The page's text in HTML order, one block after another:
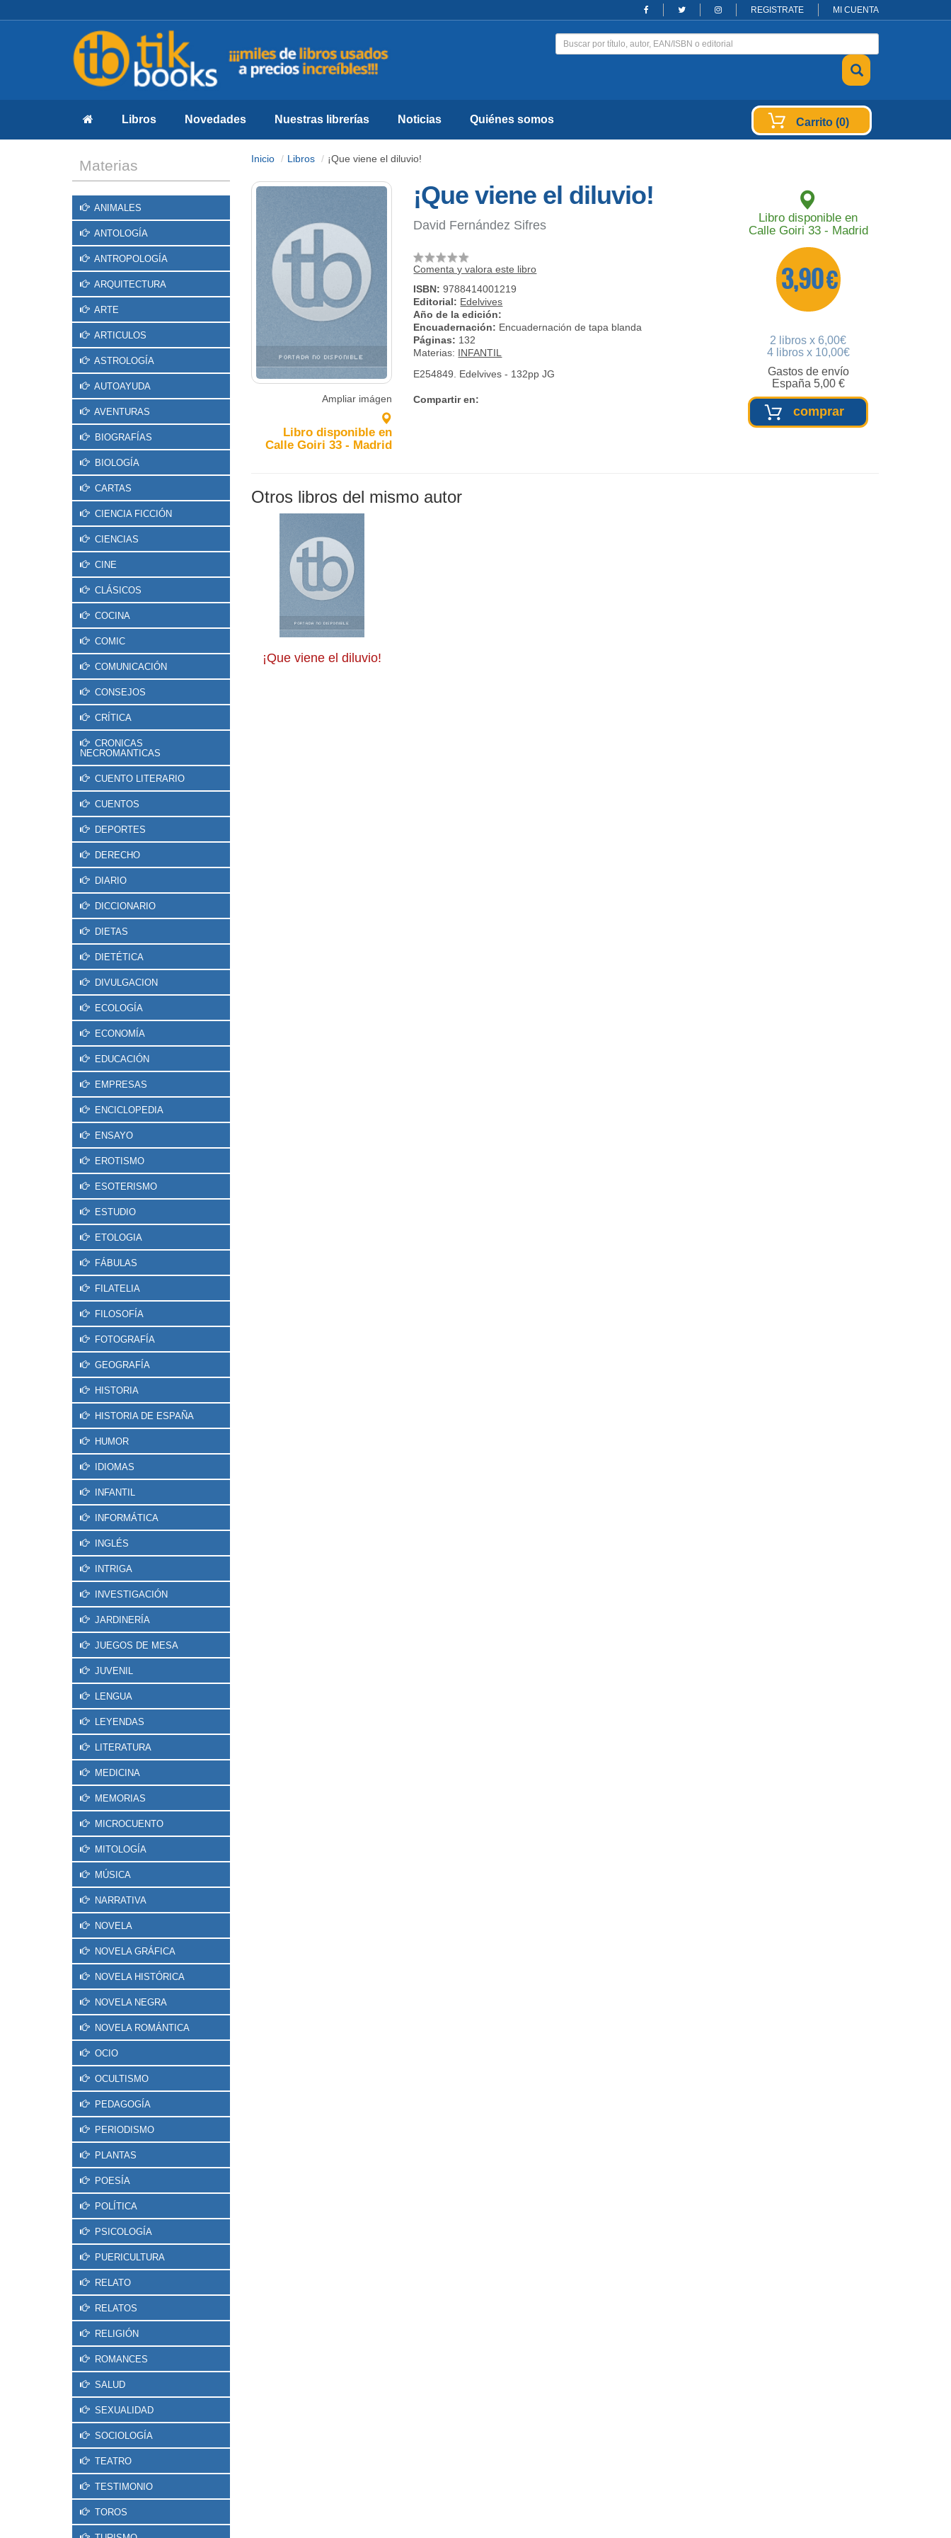
REGISTRATE MI CUENTA
Libros Novedades Nuestras librerías Noticias Quiénes somos Carrito (0)
Materias
ANIMALES
ANTOLOGÍA
ANTROPOLOGÍA
ARQUITECTURA
ARTE
ARTICULOS
ASTROLOGÍA
AUTOAYUDA
AVENTURAS
BIOGRAFÍAS
BIOLOGÍA
CARTAS
CIENCIA FICCIÓN
CIENCIAS
CINE
CLÁSICOS
COCINA
COMIC
COMUNICACIÓN
CONSEJOS
CRÍTICA
CRONICAS
NECROMANTICAS
CUENTO LITERARIO
CUENTOS
DEPORTES
DERECHO
DIARIO
DICCIONARIO
DIETAS
DIETÉTICA
DIVULGACION
ECOLOGÍA
ECONOMÍA
EDUCACIÓN
EMPRESAS
ENCICLOPEDIA
ENSAYO
EROTISMO
ESOTERISMO
ESTUDIO
ETOLOGIA
FÁBULAS
FILATELIA
FILOSOFÍA
FOTOGRAFÍA
GEOGRAFÍA
HISTORIA
HISTORIA DE ESPAÑA
HUMOR
IDIOMAS
INFANTIL
INFORMÁTICA
INGLÉS
INTRIGA
INVESTIGACIÓN
JARDINERÍA
JUEGOS DE MESA
JUVENIL
LENGUA
LEYENDAS
LITERATURA
MEDICINA
MEMORIAS
MICROCUENTO
MITOLOGÍA
MÚSICA
NARRATIVA
NOVELA
NOVELA GRÁFICA
NOVELA HISTÓRICA
NOVELA NEGRA
NOVELA ROMÁNTICA
OCIO
OCULTISMO
PEDAGOGÍA
PERIODISMO
PLANTAS
POESÍA
POLÍTICA
PSICOLOGÍA
PUERICULTURA
RELATO
RELATOS
RELIGIÓN
ROMANCES
SALUD
SEXUALIDAD
SOCIOLOGÍA
TEATRO
TESTIMONIO
TOROS
Inicio Libros ¡Que viene el diluvio!
Ampliar imágen
Libro disponible en
Calle Goiri 33 - Madrid
¡Que viene el diluvio!
David Fernández Sifres
Comenta y valora este libro
ISBN:9788414001219
Editorial: Edelvives
Año de la edición:
Encuadernación: Encuadernación de tapa blanda
Páginas: 132
Materias: INFANTIL
E254849. Edelvives - 132pp JG
Compartir en:
Libro disponible en
Calle Goiri 33 - Madrid
3,90 €
2 libros x 6,00€
4 libros x 10,00€
Gastos de envío
España 5,00 €
comprar
Otros libros del mismo autor
¡Que viene el diluvio!